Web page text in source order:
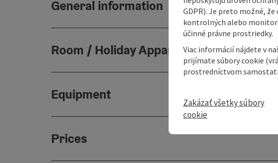
General information
Room / Holiday Appartement
Equipment
Prices
GDPR). Je preto možné,
kontrolných alebo
účinné právne prostriedky.
Viac informácií nájdete v
prijímate súbory cookie
prostredníctvom
Zakázať všetky súbory
cookie